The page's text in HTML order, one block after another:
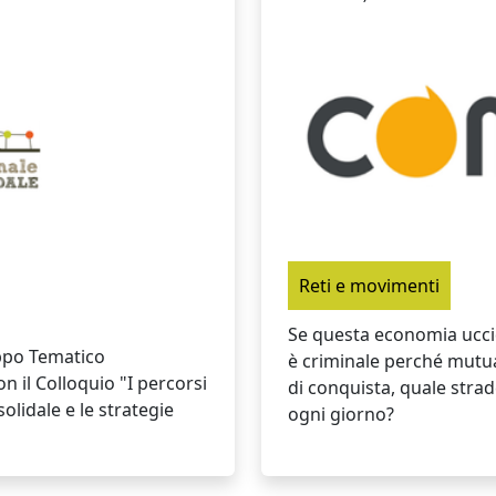
Tematico
il Colloquio "I percorsi
e le strategie
Reti e movimenti
Se questa economia
è criminale perché
di conquista, quale
ogni giorno?